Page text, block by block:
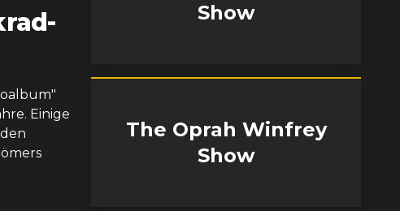
Einige
Show
The Oprah Winfrey
Show